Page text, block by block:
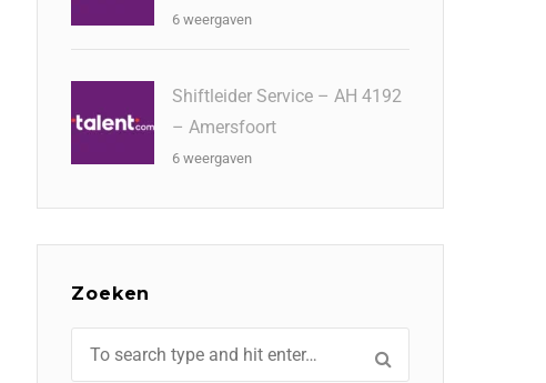
6 weergaven
Shiftleider Service – AH 4192
– Amersfoort
6 weergaven
Zoeken